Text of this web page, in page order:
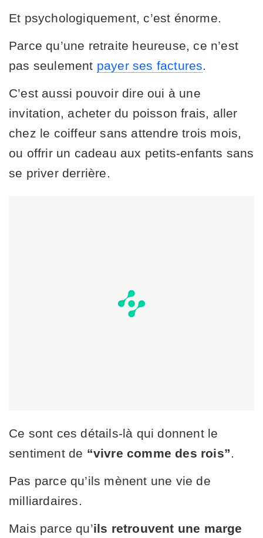
Et psychologiquement, c’est énorme.
Parce qu’une retraite heureuse, ce n’est
pas seulement payer ses factures
C’est aussi pouvoir dire oui à une
invitation, acheter du poisson frais, aller
chez le coiffeur sans attendre trois mois,
ou offrir un cadeau aux petits-enfants sans
se priver derrière.
Ce sont ces détails-là qui donnent le
sentiment de “vivre comme des rois”
Pas parce qu’ils mènent une vie de
milliardaires.
Mais parce qu’ils retrouvent une marge